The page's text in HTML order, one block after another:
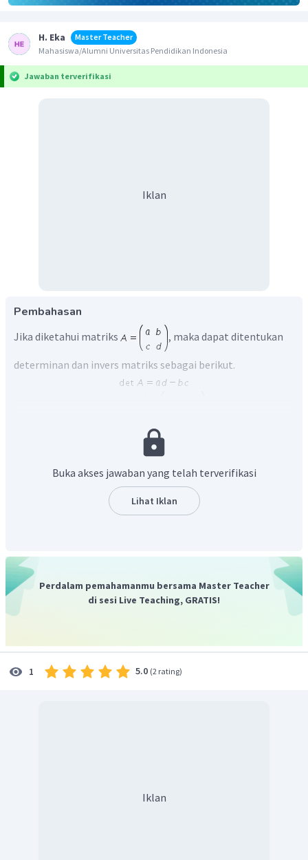
H. Eka
Master Teacher
Mahasiswa/Alumni Universitas Pendidikan Indonesia
Jawaban terverifikasi
Iklan
Pembahasan
Jika diketahui matriks , maka dapat ditentukan
determinan dan invers matriks sebagai berikut.
Pada persamaan matriks berlaku rumus berikut.
SPLDV di atas dapat ditulis dalam bentuk matriks berikut.
Dengan demikian, penyelesaian dari sistem persamaan
Buka akses jawaban yang telah terverifikasi
Lihat Iklan
Perdalam pemahamanmu bersama Master Teacher
di sesi Live Teaching, GRATIS!
1 5.0 (2 rating)
Iklan